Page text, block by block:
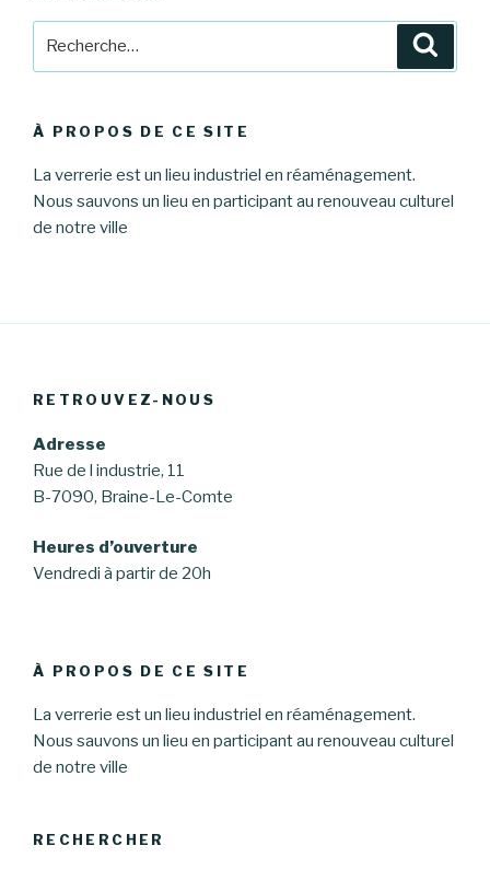
À PROPOS DE CE SITE
La verrerie est un lieu industriel en réaménagement.
Nous sauvons un lieu en participant au renouveau culturel
de notre ville
RETROUVEZ-NOUS
Adresse
Rue de l industrie, 11
B-7090, Braine-Le-Comte
Heures d’ouverture
Vendredi à partir de 20h
À PROPOS DE CE SITE
La verrerie est un lieu industriel en réaménagement.
Nous sauvons un lieu en participant au renouveau culturel
de notre ville
RECHERCHER